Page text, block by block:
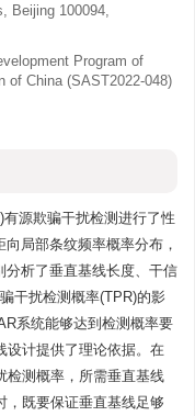
Beijing 100094,
Program of
of China (SAST2022-048)
源欺骗干扰检测进行了性
局部条纹频率概率分布，
分析了垂直基线长度、干信
干扰检测概率(TPR)的影
系统能够达到检测概率要
设计提供了理论依据。在
检测概率，所需垂直基线
，既要保证垂直基线足够